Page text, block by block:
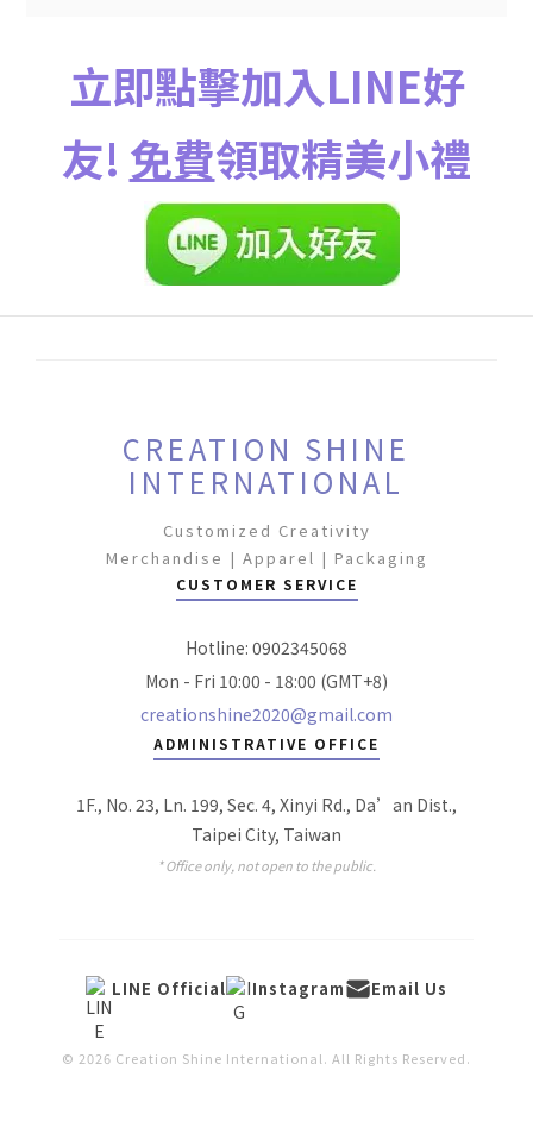
立即點擊加入LINE好
友! 免費領取精美小禮
CREATION SHINE
INTERNATIONAL
Customized Creativity
Merchandise | Apparel | Packaging
CUSTOMER SERVICE
Hotline: 0902345068
Mon - Fri 10:00 - 18:00 (GMT+8)
creationshine2020@gmail.com
ADMINISTRATIVE OFFICE
1F., No. 23, Ln. 199, Sec. 4, Xinyi Rd., Da’an Dist.,
Taipei City, Taiwan
* Office only, not open to the public.
LINE Official Instagram Email Us
© 2026 Creation Shine International. All Rights Reserved.